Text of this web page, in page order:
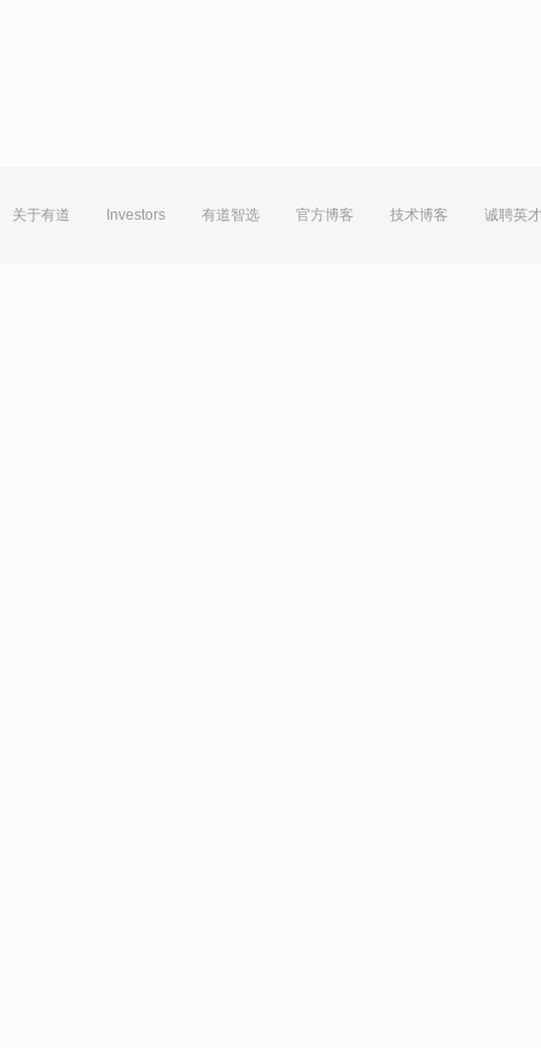
关于有道 Investors 有道智选 官方博客 技术博客 诚聘英才